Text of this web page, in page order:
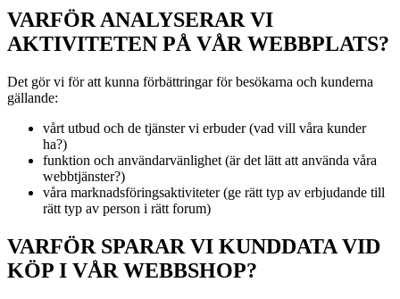
VARFÖR ANALYSERAR VI
AKTIVITETEN PÅ VÅR WEBBPLATS?
Det gör vi för att kunna förbättringar för besökarna och kunderna
gällande:
vårt utbud och de tjänster vi erbuder (vad vill våra kunder
ha?)
funktion och användarvänlighet (är det lätt att använda våra
webbtjänster?)
våra marknadsföringsaktiviteter (ge rätt typ av erbjudande till
rätt typ av person i rätt forum)
VARFÖR SPARAR VI KUNDDATA VID
KÖP I VÅR WEBBSHOP?